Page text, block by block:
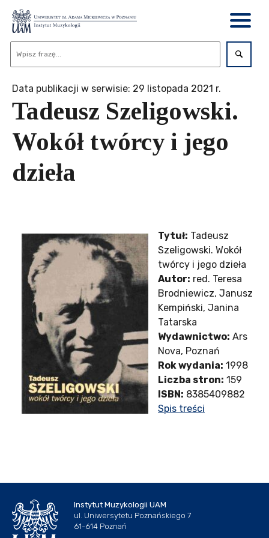
Data publikacji w serwisie: 29 listopada 2021 r.
Tadeusz Szeligowski.
Wokół twórcy i jego
dzieła
Tytuł: Tadeusz
Szeligowski. Wokół
twórcy i jego dzieła
Autor: red. Teresa
Brodniewicz, Janusz
Kempiński, Janina
Tatarska
Wydawnictwo: Ars
Nova, Poznań
Rok wydania: 1998
Liczba stron: 159
ISBN: 8385409882
Spis treści
Instytut Muzykologii UAM
ul. Uniwersytetu Poznańskiego 7
61-614 Poznań